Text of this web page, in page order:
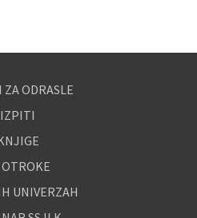
ZA ODRASLE
IZPITI
OTROKE
UNIVERZAH